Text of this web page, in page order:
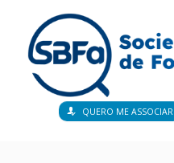
QUERO ME ASSOCIAR